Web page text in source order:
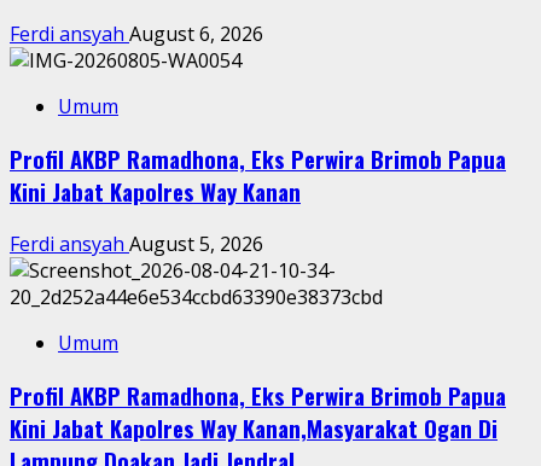
Ferdi ansyah August 6, 2026
Umum
Profil AKBP Ramadhona, Eks Perwira Brimob Papua
Kini Jabat Kapolres Way Kanan
Ferdi ansyah August 5, 2026
Umum
Profil AKBP Ramadhona, Eks Perwira Brimob Papua
Kini Jabat Kapolres Way Kanan,Masyarakat Ogan Di